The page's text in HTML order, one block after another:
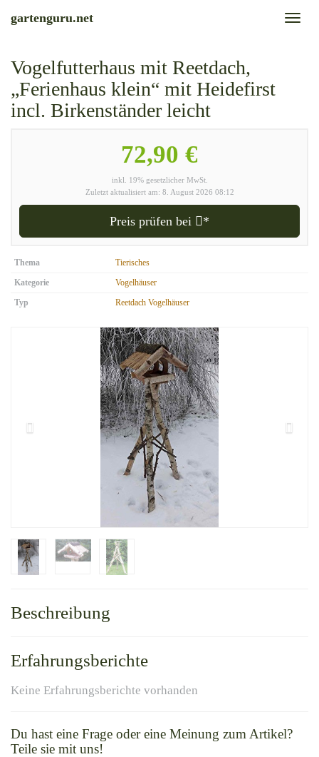
Toggle
gartenguru.net
Vogelfutterhaus mit Reetdach,
„Ferienhaus klein“ mit Heidefirst
incl. Birkenständer leicht
72,90 €
inkl. 19% gesetzlicher MwSt.
Zuletzt aktualisiert am: 8. August 2026 08:12
Preis prüfen bei *
Thema
Tierisches
Kategorie
Vogelhäuser
Typ
Reetdach Vogelhäuser
Beschreibung
Erfahrungsberichte
Keine Erfahrungsberichte vorhanden
Du hast eine Frage oder eine Meinung zum Artikel?
Teile sie mit uns!